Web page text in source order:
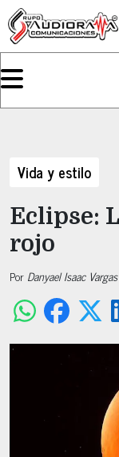
Vida y estilo
Eclipse:
rojo
Por Danyael Isaac